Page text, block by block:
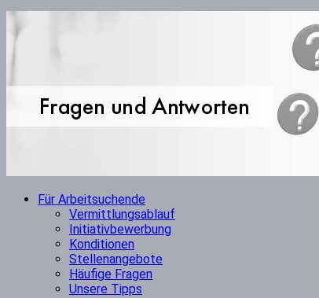
Für Arbeitsuchende
Vermittlungsablauf
Initiativbewerbung
Konditionen
Stellenangebote
Häufige Fragen
Unsere Tipps